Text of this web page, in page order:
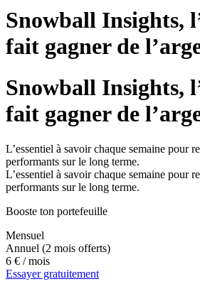
Snowball Insights,
fait gagner de
Snowball Insights,
fait gagner de
L’essentiel à savoir chaque semaine pour
performants sur le long terme.
L’essentiel à savoir chaque semaine pour
performants sur le long terme.
Booste ton portefeuille
Mensuel
Annuel (2 mois offerts)
6 € / mois
Essayer gratuitement